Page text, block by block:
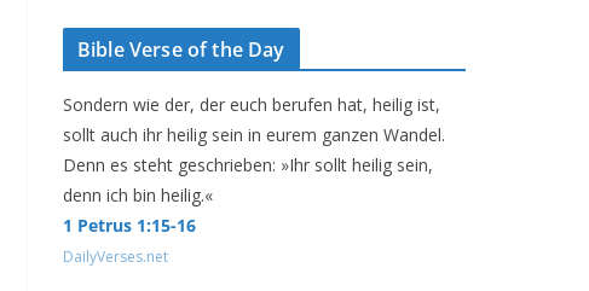
Bible Verse of the Day
Sondern wie der, der euch berufen hat, heilig ist,
sollt auch ihr heilig sein in eurem ganzen Wandel.
Denn es steht geschrieben: »Ihr sollt heilig sein,
denn ich bin heilig.«
1 Petrus 1:15-16
DailyVerses.net